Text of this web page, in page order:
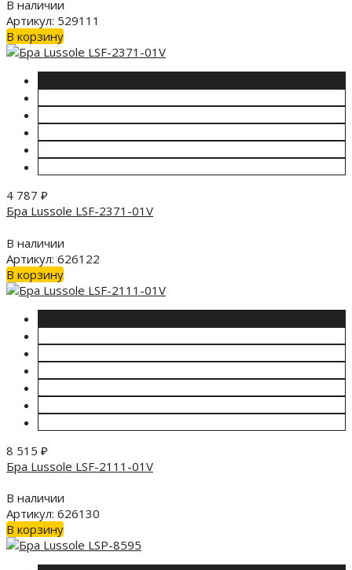
В наличии
Артикул: 529111
В корзину
4 787 ₽
Бра Lussole LSF-2371-01V
В наличии
Артикул: 626122
В корзину
8 515 ₽
Бра Lussole LSF-2111-01V
В наличии
Артикул: 626130
В корзину